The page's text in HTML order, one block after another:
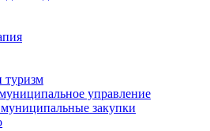
туризм
управление
закупки